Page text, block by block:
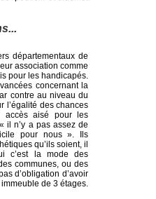
départementaux de
association comme
pour les handicapés.
concernant la
contre au niveau du
l’égalité des chances
accès aisé pour les
il n’y a pas assez de
pour nous ». Ils
qu’ils soient, il
c’est la mode des
communes, ou des
d’obligation d’avoir
de 3 étages.